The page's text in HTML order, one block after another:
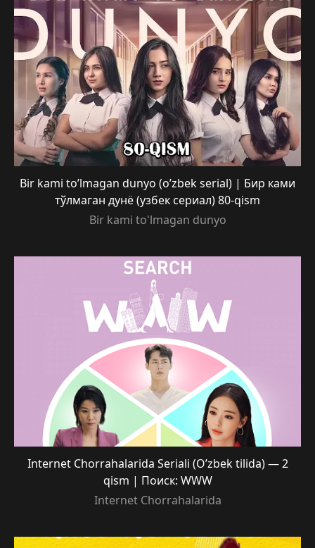
Bir kami to’lmagan dunyo (o’zbek serial) | Бир ками
тўлмаган дунё (узбек сериал) 80-qism
Bir kami to'lmagan dunyo
Internet Chorrahalarida Seriali (O’zbek tilida) — 2
qism | Поиск: WWW
Internet Chorrahalarida